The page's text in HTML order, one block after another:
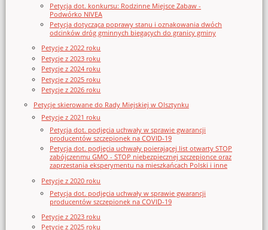
Petycja dot. konkursu: Rodzinne Miejsce Zabaw -
Podwórko NIVEA
Petycja dotycząca poprawy stanu i oznakowania dwóch
odcinków dróg gminnych biegących do granicy gminy
Petycje z 2022 roku
Petycje z 2023 roku
Petycje z 2024 roku
Petycje z 2025 roku
Petycje z 2026 roku
Petycje skierowane do Rady Miejskiej w Olsztynku
Petycje z 2021 roku
Petycja dot. podjęcia uchwały w sprawie gwarancji
producentów szczepionek na COVID-19
Petycja dot. podjęcia uchwały poierającej list otwarty STOP
zabójczenmu GMO - STOP niebezpiecznej szczepionce oraz
zaprzestania eksperymentu na mieszkańcach Polski i inne
Petycje z 2020 roku
Petycja dot. podjęcia uchwały w sprawie gwarancji
producentów szczepionek na COVID-19
Petycje z 2023 roku
Petycje z 2025 roku